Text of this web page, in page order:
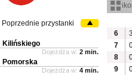
6
7
8
9
Poprzednie przystanki
Kilińskiego
Dojeżdża w: 2 min.
Pomorska
Dojeżdża w: 4 min.